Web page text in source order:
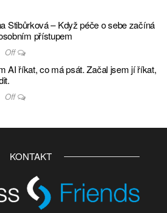
Stibůrková – Když péče o sebe začíná
přístupem
Off
AI říkat, co má psát. Začal jsem jí říkat,
Off
KONTAKT